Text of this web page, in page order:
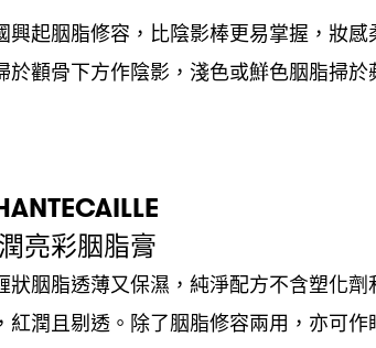
興起胭脂修容 ， 比陰影棒更易掌握 ， 妝感
於顴骨下方作陰影 ， 淺色或鮮色胭脂掃於
亮彩胭脂膏
狀胭脂透薄又保濕 ，⁠ 純淨配方不含塑化劑
， 紅潤且剔透。除了胭脂修容兩用 ， 亦可作